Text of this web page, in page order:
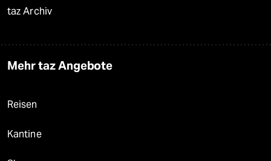
taz Archiv
Mehr taz Angebote
Reisen
Kantine